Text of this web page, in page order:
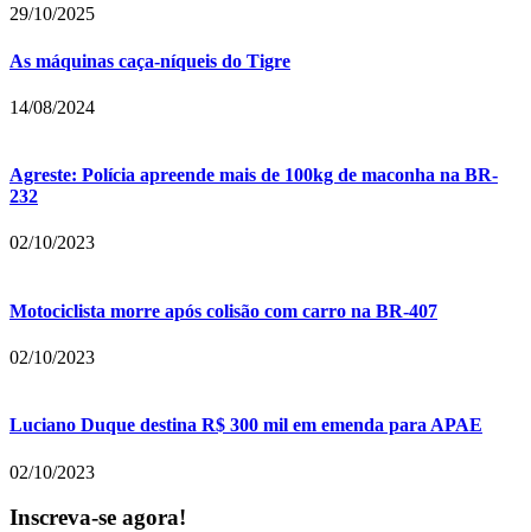
29/10/2025
As máquinas caça-níqueis do Tigre
14/08/2024
Agreste: Polícia apreende mais de 100kg de maconha na BR-
232
02/10/2023
Motociclista morre após colisão com carro na BR-407
02/10/2023
Luciano Duque destina R$ 300 mil em emenda para APAE
02/10/2023
Inscreva-se agora!